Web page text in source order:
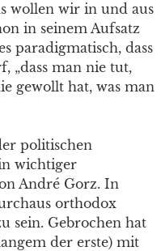
wollen wir in und aus
in seinem Aufsatz
paradigmatisch, dass
„dass man nie tut,
gewollt hat, was man
politischen
wichtiger
André Gorz. In
orthodox
sein. Gebrochen hat
der erste) mit